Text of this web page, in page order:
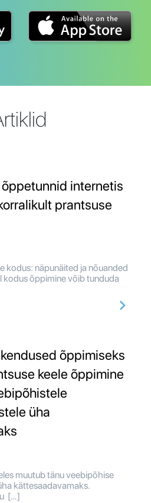
internetis
prantsuse
kodus: näpunäited ja nõuanded
kodus õppimine võib tunduda
õppimiseks
keele õppimine
üha
muutub tänu veebipõhise
kättesaadavamaks.
[…]